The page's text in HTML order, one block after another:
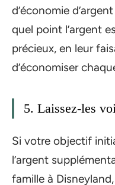
d’économie
quel point l’argent
précieux, en leur
d’économiser
5. Laissez-les
Si votre objectif
l’argent
famille à